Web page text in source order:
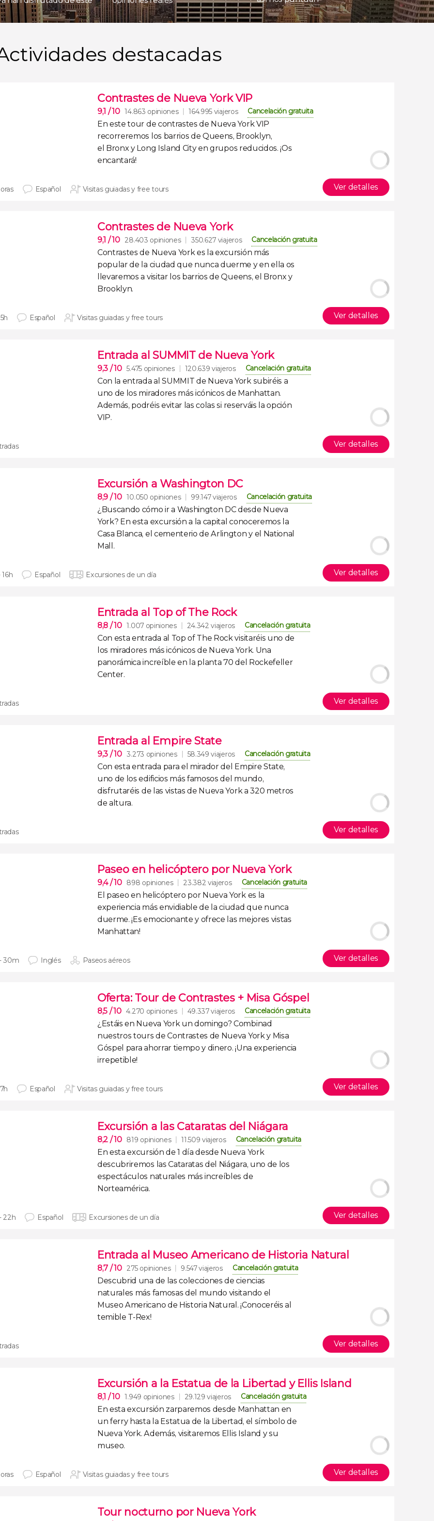
destacadas
Contrastes de Nueva York VIP
9,1 / 10 14.863 opiniones 164.995 viajeros Cancelación gratuita
En estetour de contrastes de Nueva York VIP
recorreremos los barrios de Queens, Brooklyn,
el Bronx y Long Island Cityengrupos reducidos. ¡Os
encantará!
Español Visitas guiadas y free tours Ver detalles
Contrastes de Nueva York
9,1 / 10 28.403 opiniones 350.627 viajeros Cancelación gratuita
Contrastes de Nueva Yorkes la excursión más
popular de la ciudad que nunca duerme y en ella os
llevaremos a visitar los barrios de Queens, el Bronx y
Brooklyn.
Español Visitas guiadas y free tours Ver detalles
Entrada al SUMMIT de Nueva York
9,3 / 10 5.475 opiniones 120.639 viajeros Cancelación gratuita
Con la entrada al SUMMIT de Nueva Yorksubiréis a
uno de los miradores más icónicos de Manhattan.
Además, podréis evitar las colas si reserváis laopción
VIP.
Ver detalles
Excursión a Washington DC
8,9 / 10 10.050 opiniones 99.147 viajeros Cancelación gratuita
¿Buscando cómo ir a Washington DC desde Nueva
York? En esta excursión a la capital conoceremos la
Casa Blanca, el cementerio de Arlington y el National
Mall .
16h Español Excursiones de un día Ver detalles
Entrada al Top of The Rock
8,8 / 10 1.007 opiniones 24.342 viajeros Cancelación gratuita
Con estaentrada al Top of The Rockvisitaréis uno de
los miradores más icónicos de Nueva York. Una
panorámica increíble en la planta 70 del Rockefeller
Center.
Ver detalles
Entrada al Empire State
9,3 / 10 3.273 opiniones 58.349 viajeros Cancelación gratuita
Con estaentrada para el mirador del Empire State,
uno de los edificios más famosos del mundo,
disfrutaréis de las vistas de Nueva York a 320 metros
de altura.
Ver detalles
Paseo en helicóptero por Nueva York
9,4/ 10 898 opiniones 23.382 viajeros Cancelación gratuita
El paseo en helicóptero por Nueva Yorkes la
experiencia más envidiable de la ciudad que nunca
duerme. ¡Es emocionante y ofrece las mejores vistas
Manhattan!
30m Inglés Paseos aéreos Ver detalles
Oferta: Tour de Contrastes + Misa Góspel
8,5 / 10 4.270 opiniones 49.337 viajeros Cancelación gratuita
¿Estáis en Nueva York un domingo? Combinad
nuestros tours de Contrastes de Nueva York y Misa
Góspel paraahorrar tiempo y dinero. ¡Una experiencia
irrepetible!
Español Visitas guiadas y free tours Ver detalles
Excursión a las Cataratas del Niágara
8,2 / 10 819 opiniones 11.509 viajeros Cancelación gratuita
En esta excursión de 1 día desde Nueva York
descubriremos lasCataratas del Niágara, uno de los
espectáculos naturales más increíbles de
Norteamérica.
22h Español Excursiones de un día Ver detalles
Entrada al Museo Americano de Historia Natural
8,7 / 10 275 opiniones 9.547 viajeros Cancelación gratuita
Descubrid una de las colecciones de ciencias
naturales más famosas del mundo visitando el
Museo Americano de Historia Natural . ¡Conoceréis al
temible T-Rex!
Ver detalles
Excursión a la Estatua de la Libertad y Ellis Island
8,1 / 10 1.949 opiniones 29.129 viajeros Cancelación gratuita
En esta excursión zarparemos desde Manhattan en
unferry hasta la Estatua de la Libertad, el símbolo de
Nueva York. Además, visitaremos Ellis Island y su
museo.
Español Visitas guiadas y free tours Ver detalles
Tour nocturno por Nueva York